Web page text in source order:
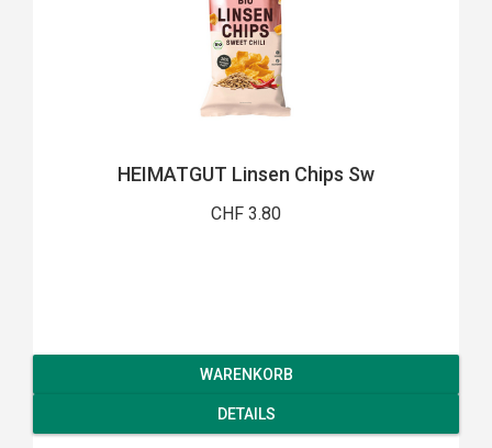
HEIMATGUT Linsen Chips Sw
CHF 3.80
WARENKORB
DETAILS